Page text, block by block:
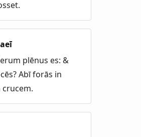
plēnus es: &
Abī forās in
crucem.